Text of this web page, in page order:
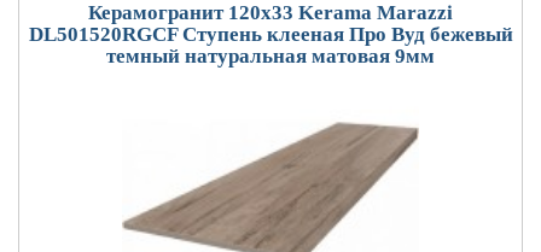
Керамогранит 120x33 Kerama Marazzi
DL501520RGCF Ступень клееная Про Вуд бежевый
темный натуральная матовая 9мм